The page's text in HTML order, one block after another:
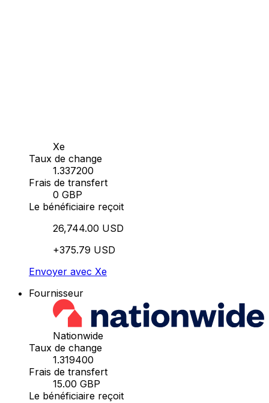
Xe
Taux de change
1.337200
Frais de transfert
0 GBP
Le bénéficiaire reçoit
26,744.00 USD
+375.79 USD
Envoyer avec Xe
Fournisseur
Nationwide
Taux de change
1.319400
Frais de transfert
15.00 GBP
Le bénéficiaire reçoit